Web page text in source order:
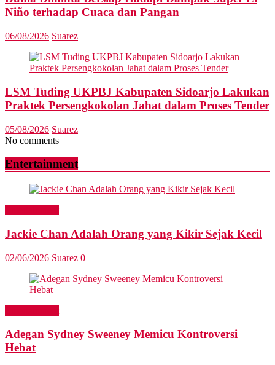
Niño terhadap Cuaca dan Pangan
06/08/2026 Suarez
LSM Tuding UKPBJ Kabupaten Sidoarjo Lakukan
Praktek Persengkokolan Jahat dalam Proses Tender
05/08/2026 Suarez
No comments
Entertainment
Jackie Chan Adalah Orang yang Kikir Sejak Kecil
02/06/2026 Suarez 0
Adegan Sydney Sweeney Memicu Kontroversi
Hebat